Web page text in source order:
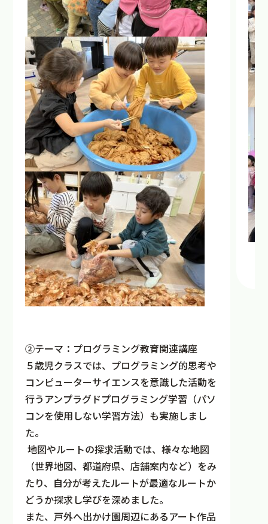
②テーマ：プログラミング教育関連講座
５歳児クラスでは、プログラミング的思考や
コンピューターサイエンスを意識した活動を
行うアンプラグドプログラミング学習（パソ
コンを使用しない学習方法）も実施しまし
た。
地図やルートの探求活動では、様々な地図
（世界地図、都道府県、店舗案内など）をみ
たり、自分が考えたルートが最適なルートか
どうか探求し学びを深めました。
また、戸外へ出かけ園周辺にあるアート作品